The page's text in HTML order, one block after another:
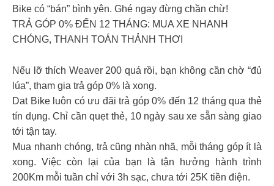
Bike có “bán” bình yên. Ghé ngay đừng chần chừ!
TRẢ GÓP 0% ĐẾN 12 THÁNG: MUA XE NHANH
CHÓNG, THANH TOÁN THẢNH THƠI
Nếu lỡ thích Weaver 200 quá rồi, bạn không cần chờ “đủ
lúa”, tham gia trả góp 0% là xong.
Dat Bike luôn có ưu đãi trả góp 0% đến 12 tháng qua thẻ
tín dụng. Chỉ cần quẹt thẻ, 10 ngày sau xe sẵn sàng giao
tới tận tay.
Mua nhanh chóng, trả cũng nhàn nhã, mỗi tháng góp ít là
xong. Việc còn lại của bạn là tận hưởng hành trình
200Km mỗi tuần chỉ với 3h sạc, chưa tới 25K tiền điện.